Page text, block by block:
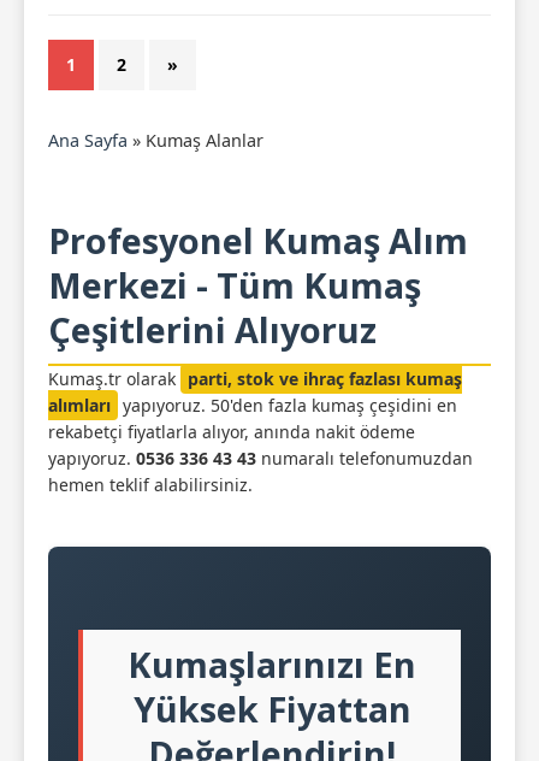
1 2 »
Ana Sayfa » Kumaş Alanlar
Profesyonel Kumaş Alım
Merkezi - Tüm Kumaş
Çeşitlerini Alıyoruz
Kumaş.tr olarak parti, stok ve ihraç fazlası kumaş
alımları yapıyoruz. 50'den fazla kumaş çeşidini en
rekabetçi fiyatlarla alıyor, anında nakit ödeme
yapıyoruz. 0536 336 43 43 numaralı telefonumuzdan
hemen teklif alabilirsiniz.
Kumaşlarınızı En
Yüksek Fiyattan